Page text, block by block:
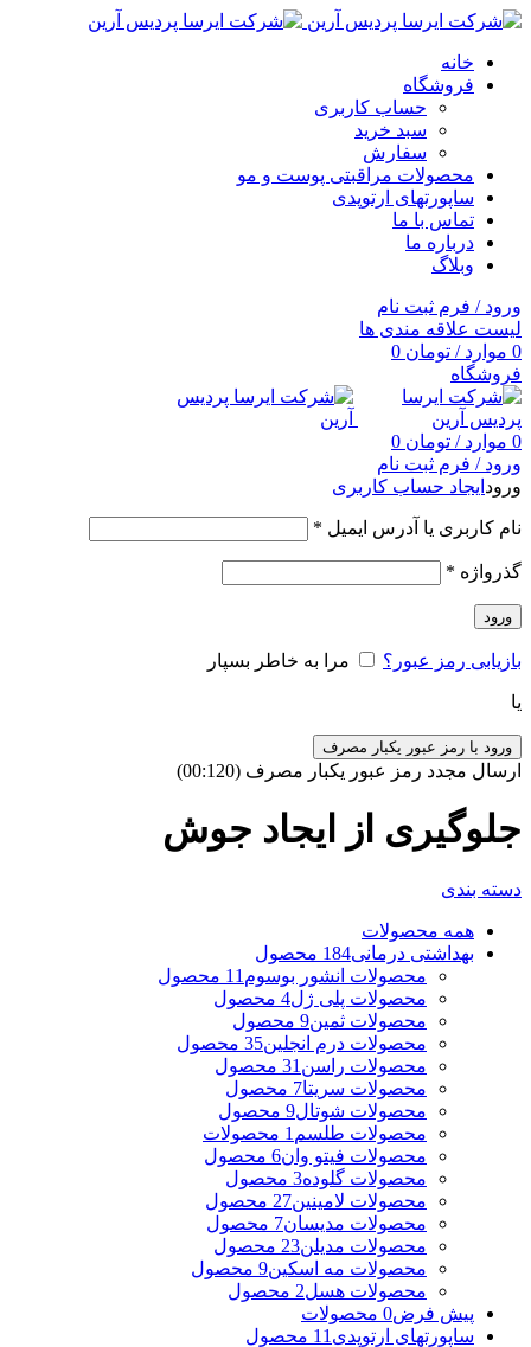
خانه
فروشگاه
حساب کاربری
سبد خرید
سفارش
محصولات مراقبتی پوست و مو
ساپورتهای ارتوپدی
تماس با ما
درباره ما
وبلاگ
ورود / فرم ثبت نام
لیست علاقه مندی ها
0 موارد / تومان
فروشگاه
0 موارد / تومان
ورود / فرم ثبت نام
ورود ایجاد حساب کاربری
نام کاربری یا آدرس ایمیل *
گذرواژه *
ورود
بازیابی رمز عبور؟ مرا به خاطر بسپار
یا
ورود با رمز عبور یکبار مصرف
ارسال مجدد رمز عبور یکبار مصرف (00:
120
)
جلوگیری از ایجاد جوش
دسته بندی
همه محصولات
بهداشتی درمانی184 محصول
محصولات انشور بوسوم 11 محصول
محصولات پلی ژل4 محصول
محصولات ثمین9 محصول
محصولات درم انجلین35 محصول
محصولات راسن 31 محصول
محصولات سریتا7 محصول
محصولات شوتال9 محصول
محصولات طلسم 1 محصولات
محصولات فیتو وان6 محصول
محصولات گلوده3 محصول
محصولات لامینین27 محصول
محصولات مدیسان7 محصول
محصولات مدیلن23 محصول
محصولات مه اسکین9 محصول
محصولات هسل2 محصول
پیش فرض0 محصولات
ساپورتهای ارتوپدی 11 محصول